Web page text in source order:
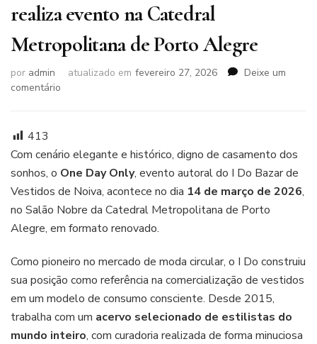
realiza evento na Catedral
Metropolitana de Porto Alegre
por admin atualizado em fevereiro 27, 2026
Deixe um
comentário
Vestidos
de
Noiva
realiza
na
Metropolitana
de
Porto
413
Com cenário elegante e histórico, digno de casamento dos
sonhos, o One Day Only, evento autoral do I Do Bazar de
Vestidos de Noiva, acontece no dia 14 de março de 2026,
no Salão Nobre da Catedral Metropolitana de Porto
Alegre, em formato renovado.
Como pioneiro no mercado de moda circular, o I Do construiu
sua posição como referência na comercialização de vestidos
em um modelo de consumo consciente. Desde 2015,
trabalha com um acervo selecionado de estilistas do
mundo inteiro, com curadoria realizada de forma minuciosa